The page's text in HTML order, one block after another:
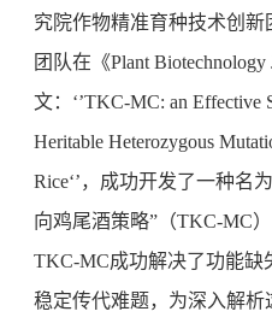
究院作物精准育种技术创
团队在《Plant
文：‘’TKC-MC: an Effective
Heritable Heterozygous
Rice‘’，成功开发了一种名
向鸡尾酒策略”（TKC-MC
TKC-MC成功解决了功能缺
稳定传代难题，为深入解析